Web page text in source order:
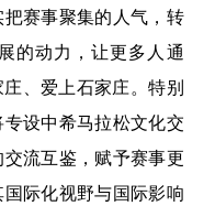
赛事聚集的人气，转
的动力，让更多人通
、爱上石家庄。特别
设中希马拉松文化交
流互鉴，赋予赛事更
际化视野与国际影响